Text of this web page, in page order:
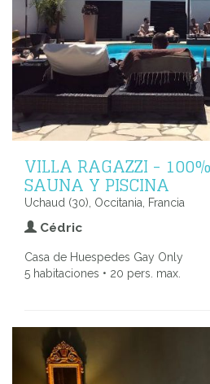
VILLA RAGAZZI -
SAUNA Y PISCINA
Uchaud (30), Occitania, Francia
Cédric
Casa de Huespedes Gay Only
5 habitaciones • 20 pers. max.